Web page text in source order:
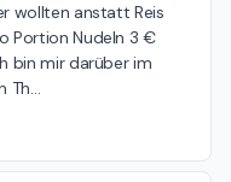
wollten anstatt Reis
Portion Nudeln 3 €
bin mir darüber im
Th…